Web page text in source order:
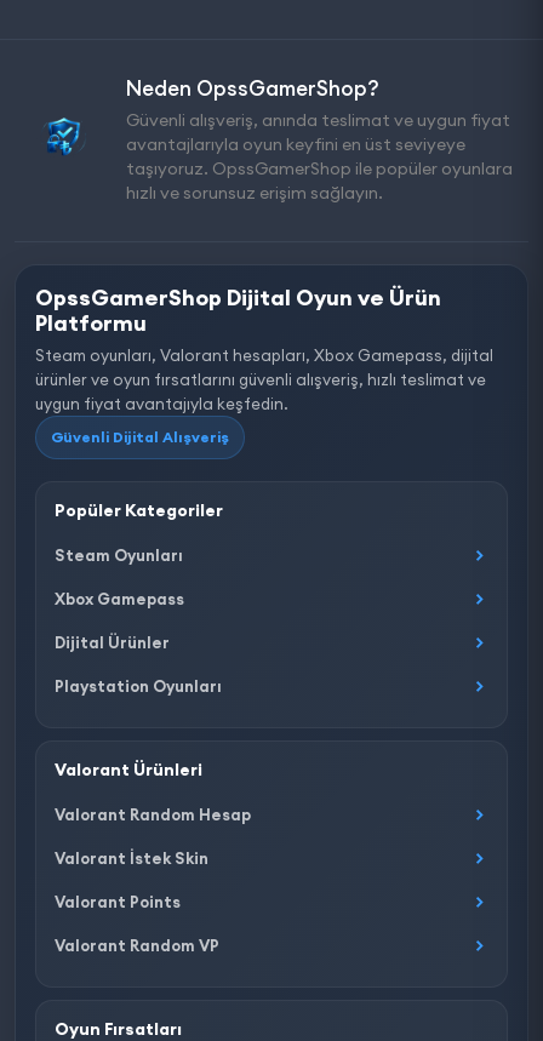
Neden OpssGamerShop?
Güvenli alışveriş, anında teslimat ve uygun fiyat
avantajlarıyla oyun keyfini en üst seviyeye
taşıyoruz. OpssGamerShop ile popüler oyunlara
hızlı ve sorunsuz erişim sağlayın.
OpssGamerShop Dijital Oyun ve Ürün
Platformu
Steam oyunları, Valorant hesapları, Xbox Gamepass, dijital
ürünler ve oyun fırsatlarını güvenli alışveriş, hızlı teslimat ve
uygun fiyat avantajıyla keşfedin.
Güvenli Dijital Alışveriş
Popüler Kategoriler
Steam Oyunları
Xbox Gamepass
Dijital Ürünler
Playstation Oyunları
Valorant Ürünleri
Valorant Random Hesap
Valorant İstek Skin
Valorant Points
Valorant Random VP
Oyun Fırsatları